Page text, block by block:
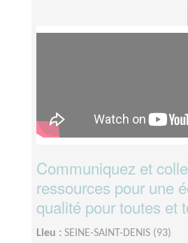
Communiquez et
ressources pour une
qualité pour toutes et
Lieu : SEINE-SAINT-DENIS (93)